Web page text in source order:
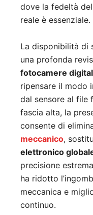
dove la fedeltà
reale è essenziale.
La disponibilità di
una profonda
fotocamere
ripensare il modo
dal sensore al file
fascia alta, la
consente di
meccanico,
elettronico
precisione
ha ridotto
meccanica e
continuo.